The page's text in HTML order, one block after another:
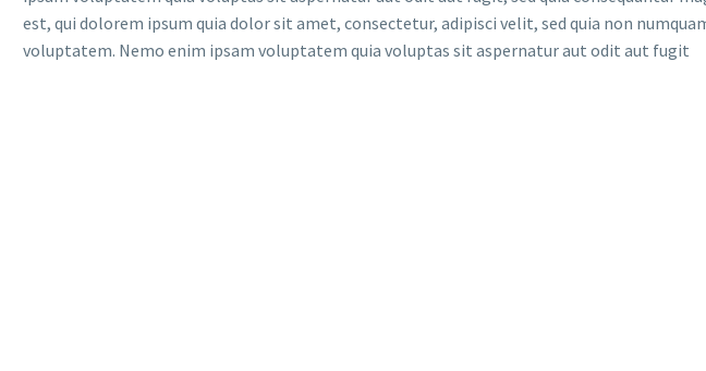
est, qui dolorem ipsum quia dolor sit amet, consectetur, adipisci velit, sed quia non
voluptatem. Nemo enim ipsam voluptatem quia voluptas sit aspernatur aut odit aut fugit